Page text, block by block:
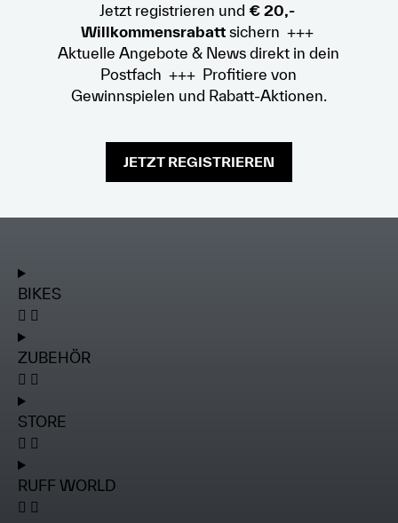
Jetzt registrieren und € 20,-
Willkommensrabattsichern +++
Aktuelle Angebote & News direkt in dein
Postfach +++ Profitiere von
Gewinnspielen und Rabatt-Aktionen.
JETZT REGISTRIEREN
BIKES
ZUBEHÖR
STORE
RUFF WORLD